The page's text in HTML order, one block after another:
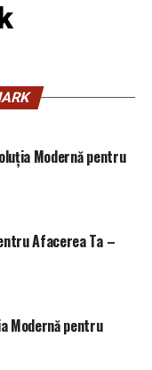
Modernă pentru
Afacerea Ta –
Modernă pentru